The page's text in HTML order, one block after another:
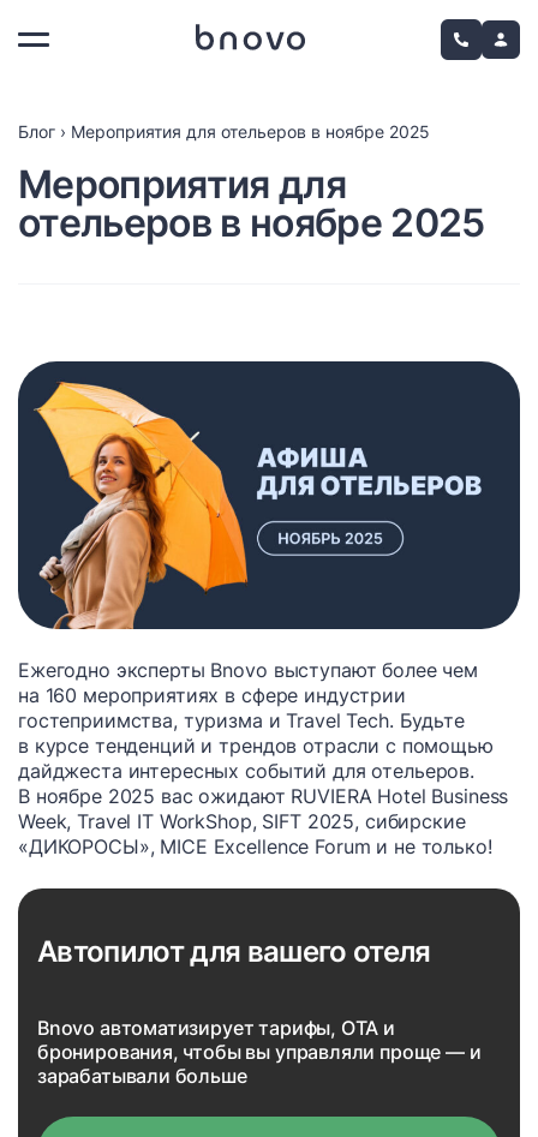
Блог › Мероприятия для отельеров в ноябре 2025
Мероприятия для
отельеров в ноябре 2025
Ежегодно эксперты Bnovo выступают более чем
на 160 мероприятиях в сфере индустрии
гостеприимства, туризма и Travel Tech. Будьте
в курсе тенденций и трендов отрасли с помощью
дайджеста интересных событий для отельеров.
В ноябре 2025 вас ожидают RUVIERA Hotel Business
Week, Travel IT WorkShop, SIFT 2025, сибирские
«ДИКОРОСЫ», MICE Excellence Forum и не только!
Автопилот для вашего отеля
Bnovo автоматизирует тарифы, OTA и
бронирования, чтобы вы управляли проще — и
зарабатывали больше